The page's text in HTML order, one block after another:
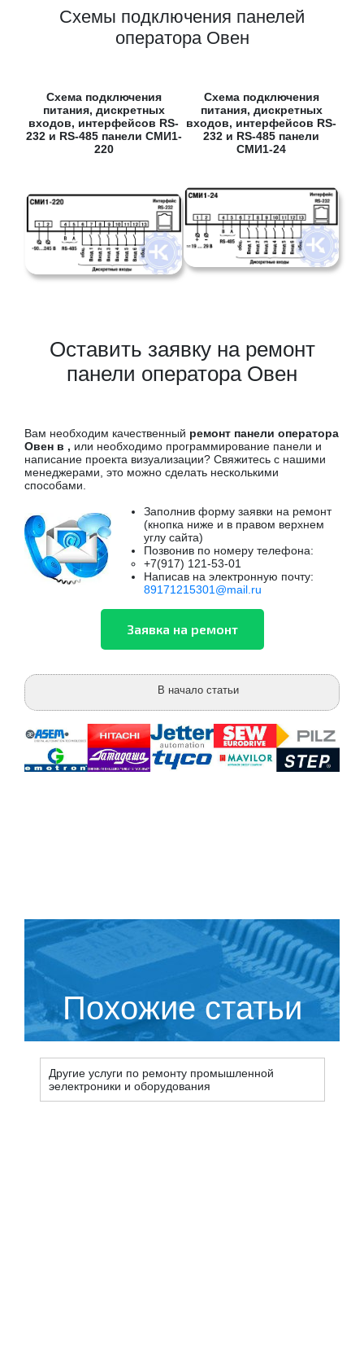
Схемы подключения панелей
оператора Овен
Схема подключения
питания, дискретных
входов, интерфейсов RS-
232 и RS-485 панели СМИ1-
220
Схема подключения
питания, дискретных
входов, интерфейсов RS-
232 и RS-485 панели
СМИ1-24
Оставить заявку на ремонт
панели оператора Овен
Вам необходим качественный ремонт панели оператора
Овен в , или необходимо программирование панели и
написание проекта визуализации? Свяжитесь с нашими
менеджерами, это можно сделать несколькими
способами.
Заполнив форму заявки на ремонт
(кнопка ниже и в правом верхнем
углу сайта)
Позвонив по номеру телефона:
+7(917) 121-53-01
Написав на электронную почту:
89171215301@mail.ru
В начало статьи
Похожие статьи
Другие услуги по ремонту промышленной
эелектроники и оборудования